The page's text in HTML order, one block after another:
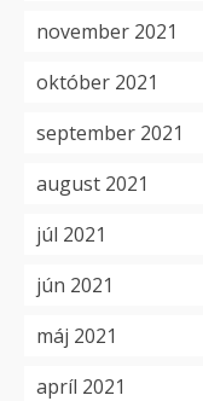
november 2021
október 2021
september 2021
august 2021
júl 2021
jún 2021
máj 2021
apríl 2021